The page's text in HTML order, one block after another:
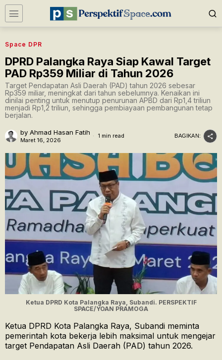
Space DPR
DPRD Palangka Raya Siap Kawal Target
PAD Rp359 Miliar di Tahun 2026
Target Pendapatan Asli Daerah (PAD) tahun 2026 sebesar
Rp359 miliar, meningkat dari tahun sebelumnya. Kenaikan ini
dinilai penting untuk menutup penurunan APBD dari Rp1,4 triliun
menjadi Rp1,2 triliun, sehingga pembiayaan pembangunan tetap
berjalan.
by Ahmad Hasan Fatih
Maret 16, 2026
1 min read BAGIKAN:
Ketua DPRD Kota Palangka Raya, Subandi. PERSPEKTIF
SPACE/YOAN PRAMOGA
Ketua DPRD Kota Palangka Raya, Subandi meminta
pemerintah kota bekerja lebih maksimal untuk mengejar
target Pendapatan Asli Daerah (PAD) tahun 2026.